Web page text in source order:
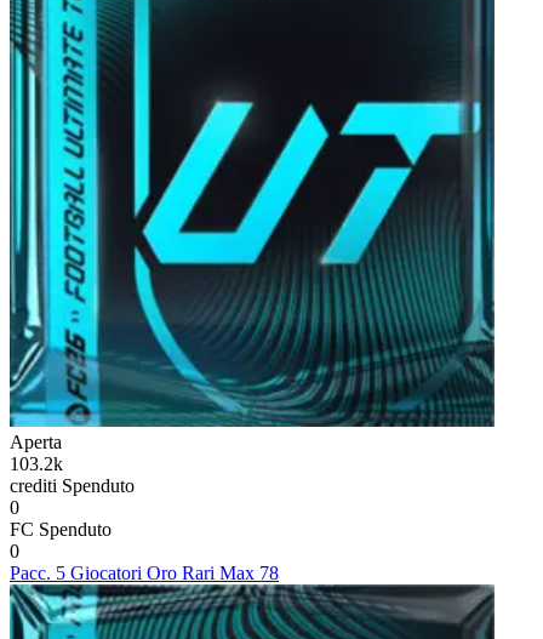
Aperta
103.2k
crediti Spenduto
0
FC Spenduto
0
Pacc. 5 Giocatori Oro Rari Max 78